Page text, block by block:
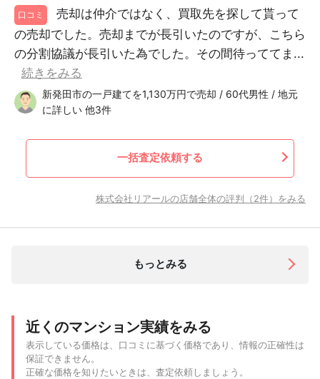
口コミ
売却は仲介ではなく、買取先を探して貰って
の売却でした。売却までが長引いたのですが、こちら
の分割協議が長引いた為でした。その間待っててま...
続きをみる
新発田市の一戸建てを1,130万円で売却 / 60代男性 / 地元
に詳しい 他3件
一括査定依頼する
株式会社リアールの店舗全体の評判（2件）をみる
もっとみる
近くのマンション実績をみる
表示している価格は、口コミに基づく価格であり、情報の正確性は
保証できません。
正確な価格を知りたいときは、査定依頼しましょう。